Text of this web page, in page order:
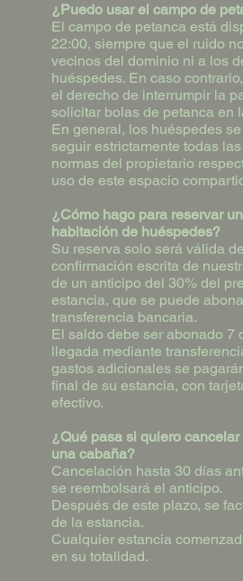
¿Puedo usar el campo de
El campo de petanca está
22:00, siempre que el ruido
vecinos del dominio ni a los
huéspedes. En caso
el derecho de interrumpir la
solicitar bolas de petanca en
En general, los huéspedes
seguir estrictamente todas
normas del propietario
uso de este espacio
¿Cómo hago para reservar
habitación de huéspedes?
Su reserva solo será válida
confirmación escrita de
de un anticipo del 30% del
estancia, que se puede
transferencia bancaria.
El saldo debe ser abonado 7
llegada mediante
gastos adicionales se
final de su estancia, con
efectivo.
¿Qué pasa si quiero
una cabaña?
Cancelación hasta 30 días
se reembolsará el anticipo.
Después de este plazo, se
de la estancia.
Cualquier estancia
en su totalidad.